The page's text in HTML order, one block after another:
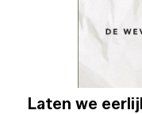
Laten we